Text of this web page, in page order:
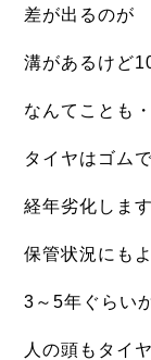
差が出るのが
溝があるけど
なんてことも・
タイヤはゴム
経年劣化します
保管状況にも
3～5年ぐらい
人の頭もタイ